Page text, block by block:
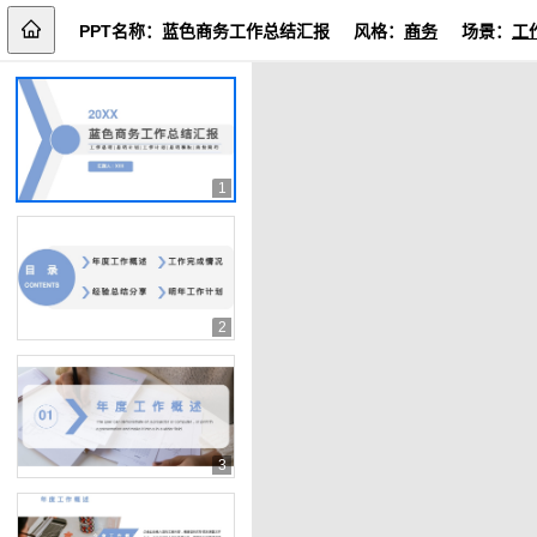
PPT名称： 蓝色商务工作总结汇报 风格： 商务 场景： 工
1
2
3